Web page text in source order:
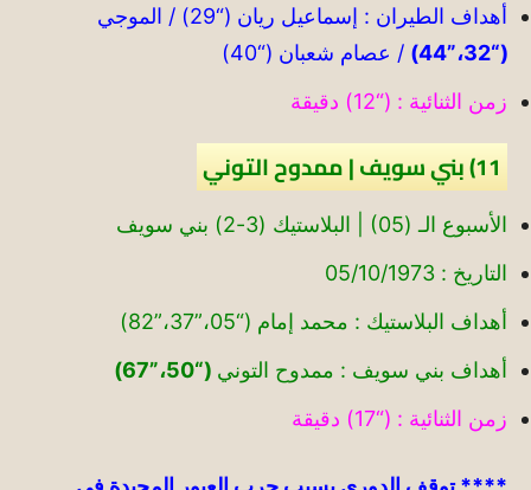
أهداف الطيران : إسماعيل ريان (“29) / الموجي
(“32،”44)
/ عصام شعبان (“40)
زمن الثنائية : (“12) دقيقة
11) بني سويف | ممدوح التوني
الأسبوع الـ (05) | البلاستيك (3-2) بني سويف
التاريخ : 05/10/1973
أهداف البلاستيك : محمد إمام (“05،”37،”82)
أهداف بني سويف : ممدوح التوني (“50،”67)
زمن الثنائية : (“17) دقيقة